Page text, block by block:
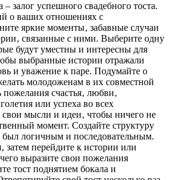
– залог успешного свадебного тоста.
о ваших отношениях с
яркие моменты‚ забавные случаи
связанные с ними. Выберите одну
будут уместны и интересны для
выбранные истории отражали
и уважение к паре. Подумайте о
молодоженам в их совместной
счастья‚ любви‚
или успеха во всех
мысли и идеи‚ чтобы ничего не
момент. Создайте структуру
был логичным и последовательным.
затем перейдите к истории или
выразите свои пожелания
тост поднятием бокала и